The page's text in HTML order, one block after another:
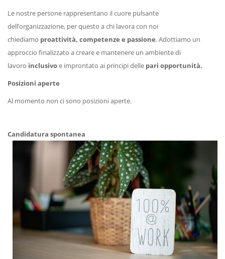
Le nostre persone rappresentano il cuore pulsante
dell’organizzazione, per questo a chi lavora con noi
chiediamo proattività, competenze e passione. Adottiamo un
approccio finalizzato a creare e mantenere un ambiente di
lavoro inclusivoe improntato ai principi delle pari opportunità.
Posizioni aperte
Al momento non ci sono posizioni aperte.
Candidatura spontanea